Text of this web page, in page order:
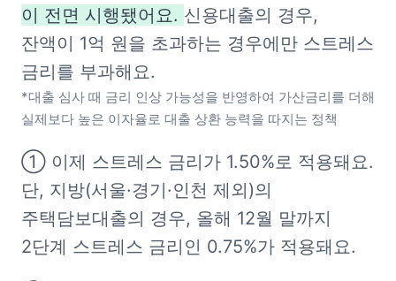
이 전면 시행됐어요. 신용대출의 경우,
잔액이 1억 원을 초과하는 경우에만 스트레스
금리를 부과해요.
*대출 심사 때 금리 인상 가능성을 반영하여 가산금리를 더해
실제보다 높은 이자율로 대출 상환 능력을 따지는 정책
단, 지방(서울·경기·인천 제외)의
주택담보대출의 경우, 올해 12월 말까지
2단계 스트레스 금리인 0.75%가 적용돼요.